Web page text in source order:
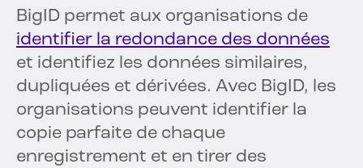
BigID permet aux organisations de
identifier la redondance des données
et identifiez les données similaires,
dupliquées et dérivées. Avec BigID, les
organisations peuvent identifier la
copie parfaite de chaque
enregistrement et en tirer des